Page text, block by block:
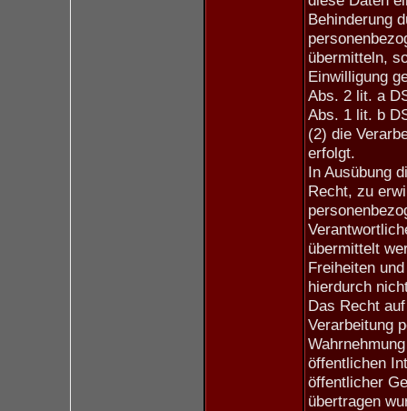
Behinderung
übermitteln,
Einwilligung
Abs. 2 lit. a
Abs. 1 lit. b
(2) die
erfolgt.
In Ausübung
Recht, zu
übermittelt
Freiheiten
hierdurch
Das Recht
Verarbeitung
öffentlichen
öffentlicher
übertragen